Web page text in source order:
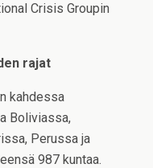
Crisis Groupin
rajat
kahdessa
Boliviassa,
Perussa ja
987 kuntaa.